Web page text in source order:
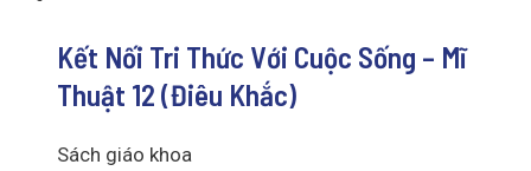
Kết Nối Tri Thức Với Cuộc Sống – Mĩ
Thuật 12 (Điêu Khắc)
Sách giáo khoa